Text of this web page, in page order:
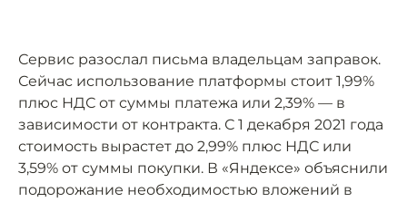
Сервис разослал письма владельцам заправок.
Сейчас использование платформы стоит 1,99%
плюс НДС от суммы платежа или 2,39% — в
зависимости от контракта. С 1 декабря 2021 года
стоимость вырастет до 2,99% плюс НДС или
3,59% от суммы покупки. В «Яндексе» объяснили
подорожание необходимостью вложений в